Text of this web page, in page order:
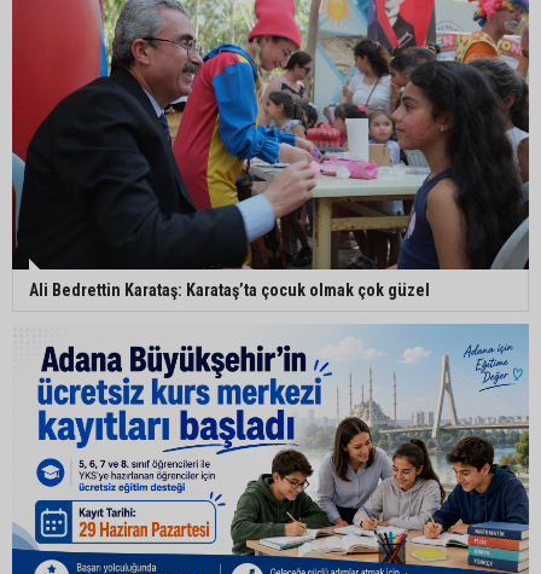
Ali Bedrettin Karataş: Karataş’ta çocuk olmak çok güzel